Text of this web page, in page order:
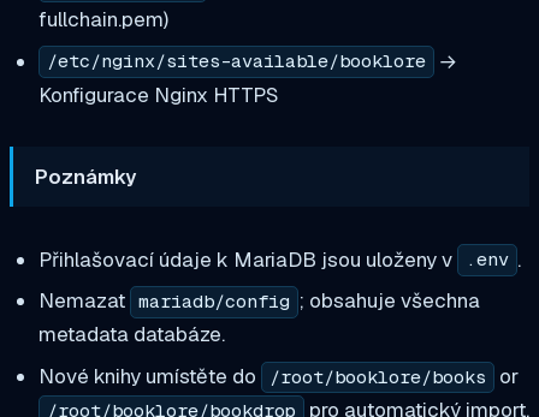
fullchain.pem)
/etc/nginx/sites-available/booklore
→
Konfigurace Nginx HTTPS
Poznámky
Přihlašovací údaje k MariaDB jsou uloženy v .env .
Nemazat mariadb/config ; obsahuje všechna
metadata databáze.
Nové knihy umístěte do
/root/booklore/books or
/root/booklore/bookdrop pro automatický import.